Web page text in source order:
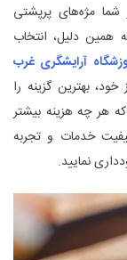
شما مژه‌های پرپشتی
همین دلیل، انتخاب
آرایشگری غرب
بهترین گزینه را
هر چه هزینه بیشتر
خدمات و تجربه
نمایید.